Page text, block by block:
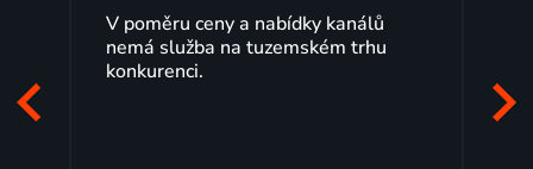
V poměru ceny a nabídky kanálů
nemá služba na tuzemském trhu
konkurenci.